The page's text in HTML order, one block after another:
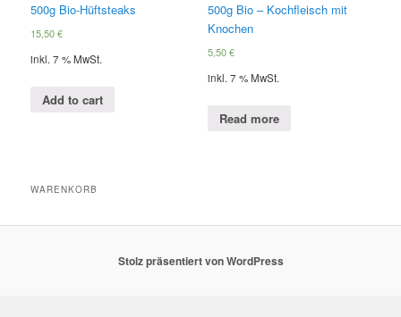
500g Bio-Hüftsteaks
15,50€
inkl. 7 % MwSt.
Add to cart
500g Bio – Kochfleisch mit
Knochen
5,50€
inkl. 7 % MwSt.
Read more
WARENKORB
Stolz präsentiert von WordPress